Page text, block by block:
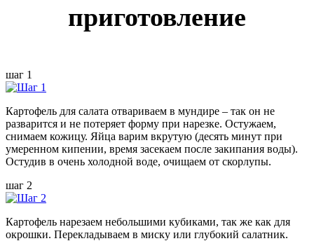
приготовление
шаг 1
Картофель для салата отвариваем в мундире – так он не
разварится и не потеряет форму при нарезке. Остужаем,
снимаем кожицу. Яйца варим вкрутую (десять минут при
умеренном кипении, время засекаем после закипания воды).
Остудив в очень холодной воде, очищаем от скорлупы.
шаг 2
Картофель нарезаем небольшими кубиками, так же как для
окрошки. Перекладываем в миску или глубокий салатник.